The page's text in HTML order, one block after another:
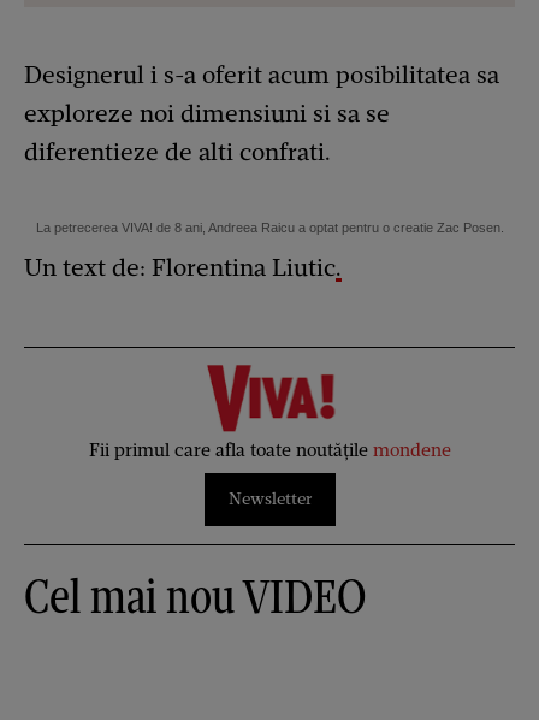
Designerul i s-a oferit acum posibilitatea sa
exploreze noi dimensiuni si sa se
diferentieze de alti confrati.
La petrecerea VIVA! de 8 ani, Andreea Raicu a optat pentru o creatie Zac Posen.
Un text de: Florentina Liutic.
Fii primul care afla toate noutățile mondene
Newsletter
Cel mai nou VIDEO